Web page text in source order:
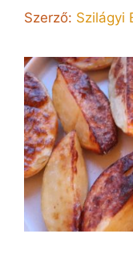
Szerző: Szilágyi